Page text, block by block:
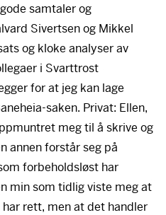
samtaler og
Sivertsen og Mikkel
og kloke analyser av
i Svarttrost
for at jeg kan lage
saken. Privat: Ellen,
meg til å skrive og
annen forstår seg på
forbeholdsløst har
min som tidlig viste meg at
rett, men at det handler